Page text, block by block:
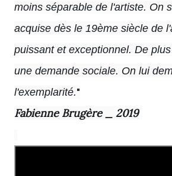
moins séparable de l'artiste. On
acquise dès le 19ème siècle de
puissant et exceptionnel. De
une demande sociale. On lui
l'exemplarité."
Fabienne Brugère _ 2019